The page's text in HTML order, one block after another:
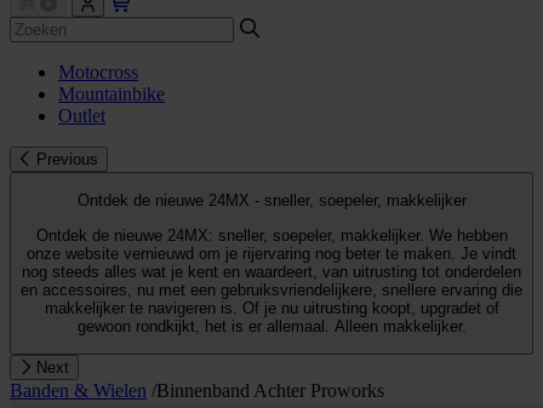
Motocross
Mountainbike
Outlet
Previous
Ontdek de nieuwe 24MX - sneller, soepeler, makkelijker
Ontdek de nieuwe 24MX: sneller, soepeler, makkelijker. We hebben
onze website vernieuwd om je rijervaring nog beter te maken. Je vindt
nog steeds alles wat je kent en waardeert, van uitrusting tot onderdelen
en accessoires, nu met een gebruiksvriendelijkere, snellere ervaring die
makkelijker te navigeren is. Of je nu uitrusting koopt, upgradet of
gewoon rondkijkt, het is er allemaal. Alleen makkelijker.
Next
Banden & Wielen /Binnenband Achter Proworks